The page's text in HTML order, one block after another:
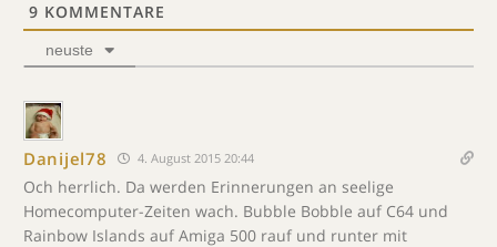
9 KOMMENTARE
neuste
Danijel78 4. August 2015 20:44
Och herrlich. Da werden Erinnerungen an seelige
Homecomputer-Zeiten wach. Bubble Bobble auf C64 und
Rainbow Islands auf Amiga 500 rauf und runter mit